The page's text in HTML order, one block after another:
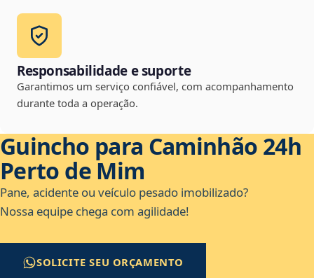
Responsabilidade e suporte
Garantimos um serviço confiável, com acompanhamento
durante toda a operação.
Guincho para Caminhão 24h
Perto de Mim
Pane, acidente ou veículo pesado imobilizado?
Nossa equipe chega com agilidade!
SOLICITE SEU ORÇAMENTO